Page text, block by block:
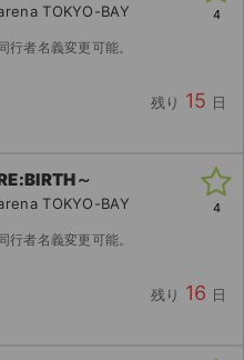
TOKYO-BAY
者名義変更可能。
残り 15 日
4
～
TOKYO-BAY
者名義変更可能。
残り 16 日
4